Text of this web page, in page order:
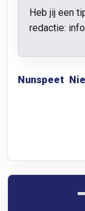
Heb jij een
redactie:
Nunspeet